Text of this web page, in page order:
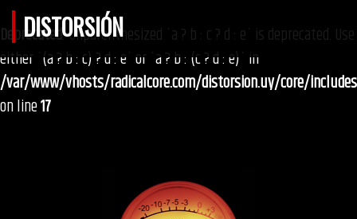
Deprecated: Unparenthesized `a ? b : c ? d : e` is deprecated. Use
either `(a ? b : c) ? d : e` or `a ? b : (c ? d : e)` in
/var/www/vhosts/radicalcore.com/distorsion.uy/core/
on line17
DISTORSIÓN